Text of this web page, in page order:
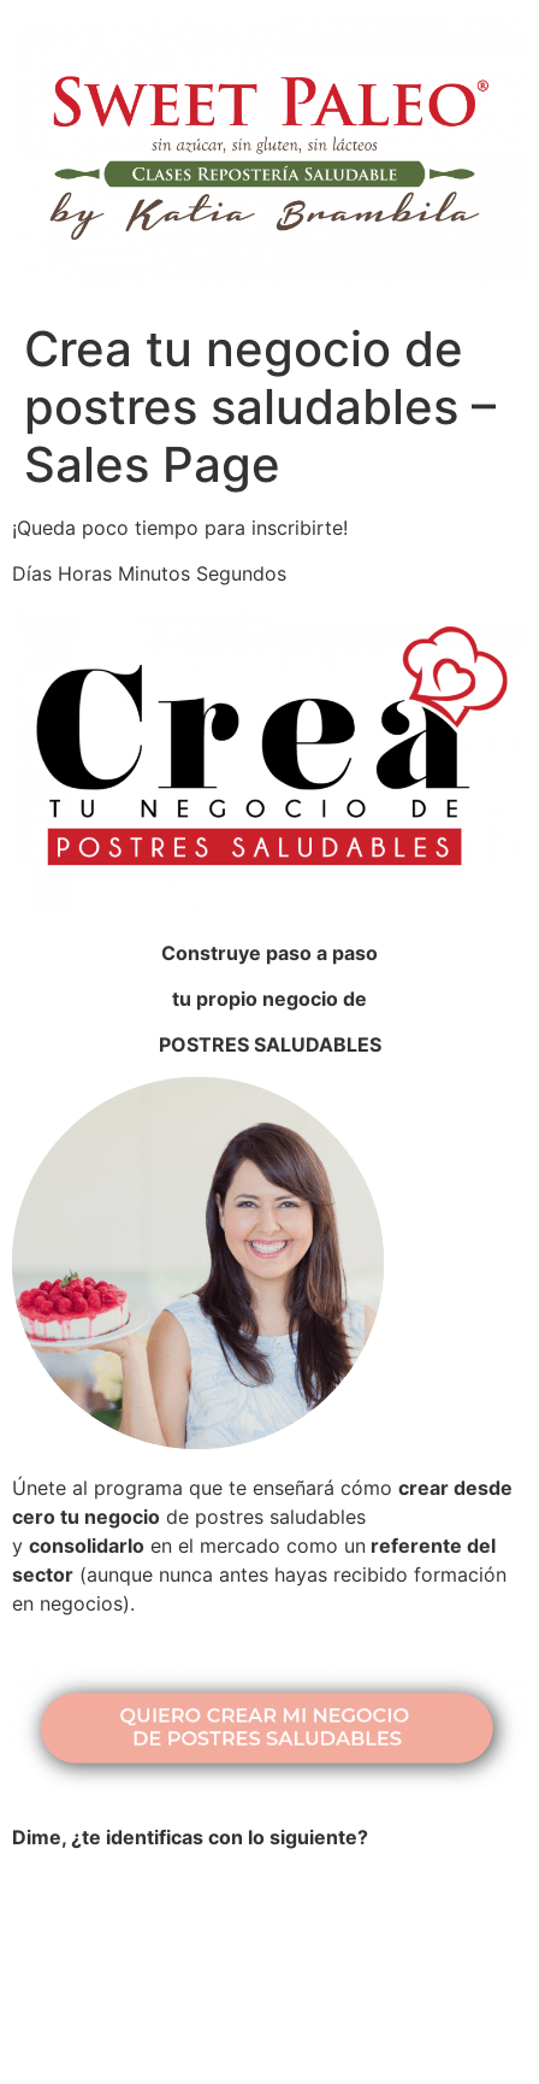
contenido
Crea tu negocio de
postres saludables –
Sales Page
¡Queda poco tiempo para inscribirte!
Días Horas Minutos Segundos
Construye paso a paso
tu propio negocio de
POSTRES SALUDABLES
Únete al programa que te enseñará cómo crear desde
cero tu negocio de postres saludables
y consolidarlo en el mercado como un referente del
sector (aunque nunca antes hayas recibido formación
en negocios).
Dime, ¿te identificas con lo siguiente?